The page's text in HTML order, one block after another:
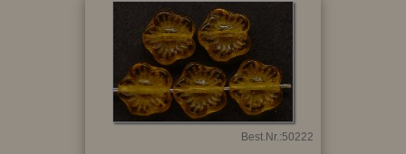
Best.Nr.:50222